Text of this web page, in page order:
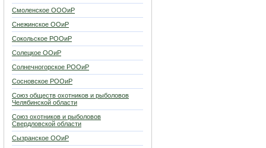
Смоленское ОООиР
Снежинское ООиР
Сокольское РООиР
Солецкое ООиР
Солнечногорское РООиР
Сосновское РООиР
Союз обществ охотников и рыболовов
Челябинской области
Союз охотников и рыболовов
Свердловской области
Сызранское ООиР